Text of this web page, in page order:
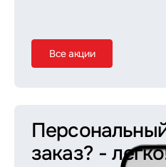
Все акции
заказ? -